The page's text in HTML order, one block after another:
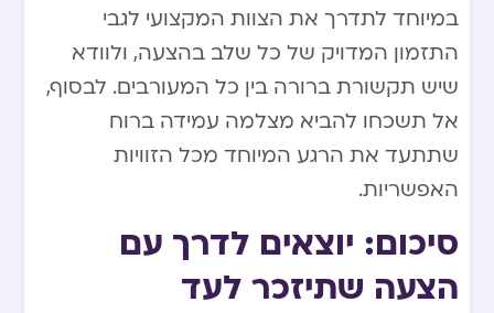
במיוחד לתדרך את הצוות המקצועי לגבי
התזמון המדויק של כל שלב בהצעה, ולוודא
שיש תקשורת ברורה בין כל המעורבים. לבסוף,
אל תשכחו להביא מצלמה עמידה ברוח
שתתעד את הרגע המיוחד מכל הזוויות
האפשריות.
סיכום: יוצאים לדרך עם
הצעה שתיזכר לעד